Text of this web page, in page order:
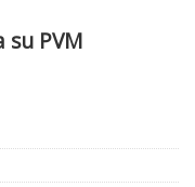
€.
su PVM
Danfoss, belaidis